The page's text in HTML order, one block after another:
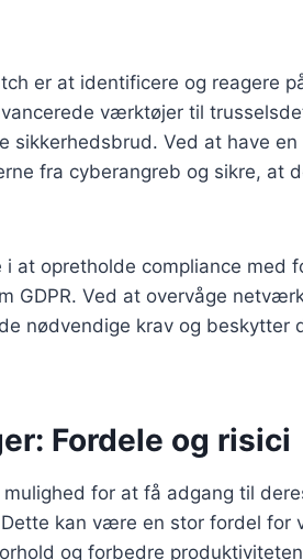
er at identificere og reagere
værktøjer til
sikkerhedsbrud. Ved at have en
fra cyberangreb og sikre, at
at opretholde compliance med
GDPR. Ved at overvåge
nødvendige krav og beskytter
Fordele og risici
for at få adgang til
kan være en stor fordel for
og forbedre